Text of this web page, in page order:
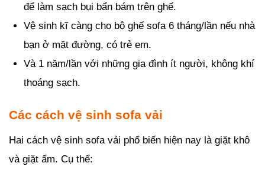
để làm sạch bụi bẩn bám trên ghế.
Vệ sinh kĩ càng cho bộ ghế sofa 6 tháng/lần nếu nhà
bạn ở mặt đường, có trẻ em.
Và 1 năm/lần với những gia đình ít người, không khí
thoáng sạch.
Các cách vệ sinh sofa vải
Hai cách vệ sinh sofa vải phổ biến hiện nay là giặt khô
và giặt ẩm. Cụ thể: